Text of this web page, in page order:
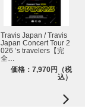
Travis Japan / Travis
Japan Concert Tour 2
026 ’s travelers【完
全…
価格：7,970円（税
込）